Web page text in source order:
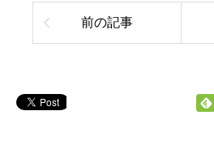
前の記事